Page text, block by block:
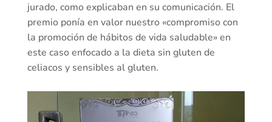
jurado, como explicaban en su comunicación. El
premio ponía en valor nuestro «compromiso con
la promoción de hábitos de vida saludable» en
este caso enfocado a la dieta sin gluten de
celiacos y sensibles al gluten.